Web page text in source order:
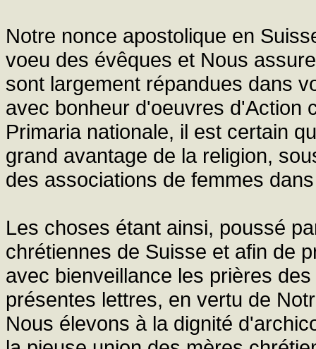
Notre nonce apostolique en
voeu des évêques et Nous
sont largement répandues dans
avec bonheur d'oeuvres d'Action
Primaria nationale, il est certain
grand avantage de la religion,
des associations de femmes
Les choses étant ainsi, poussé
chrétiennes de Suisse et afin de
avec bienveillance les prières
présentes lettres, en vertu de
Nous élevons à la dignité